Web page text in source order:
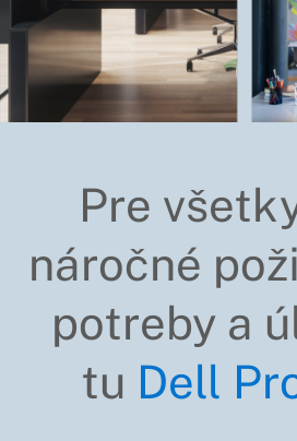
Pre
náročné
potreby a
tu Dell